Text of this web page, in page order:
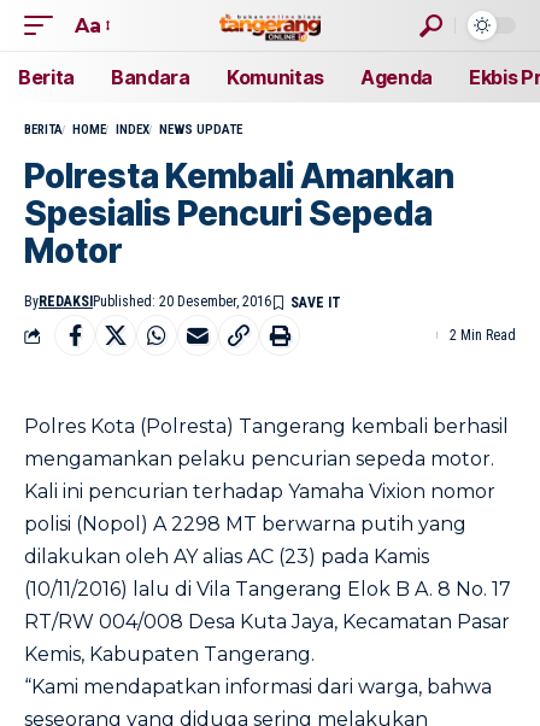
Aa
Berita Bandara Komunitas Agenda Ekbis
BERITA HOME INDEX NEWS UPDATE
Polresta Kembali Amankan
Spesialis Pencuri Sepeda
Motor
ByREDAKSI Published: 20 Desember, 2016
2 Min Read
Polres Kota (Polresta) Tangerang kembali berhasil
mengamankan pelaku pencurian sepeda motor.
Kali ini pencurian terhadap Yamaha Vixion nomor
polisi (Nopol) A 2298 MT berwarna putih yang
dilakukan oleh AY alias AC (23) pada Kamis
(10/11/2016) lalu di Vila Tangerang Elok B A. 8 No. 17
RT/RW 004/008 Desa Kuta Jaya, Kecamatan Pasar
Kemis, Kabupaten Tangerang.
“Kami mendapatkan informasi dari warga, bahwa
seseorang yang diduga sering melakukan